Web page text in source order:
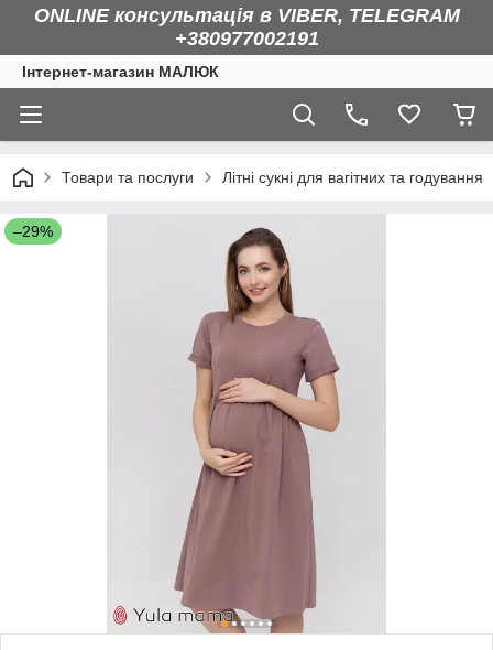
ONLINE консультація в VIBER, TELEGRAM
+380977002191
Інтернет-магазин МАЛЮК
Товари та послуги Літні сукні для вагітних та годування
–29%